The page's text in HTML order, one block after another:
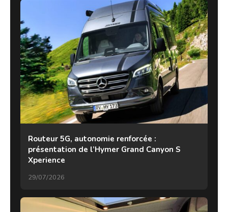
Routeur 5G, autonomie renforcée :
présentation de l’Hymer Grand Canyon S
Xperience
29/07/2026